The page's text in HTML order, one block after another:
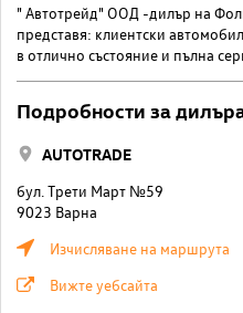
" Автотрейд" ООД -дилър на
представя: клиентски
в отлично състояние и пълна
Подробности за
AUTOTRADE
бул. Трети Март №59
9023 Варна
Изчисляване на маршрута
Вижте уебсайта